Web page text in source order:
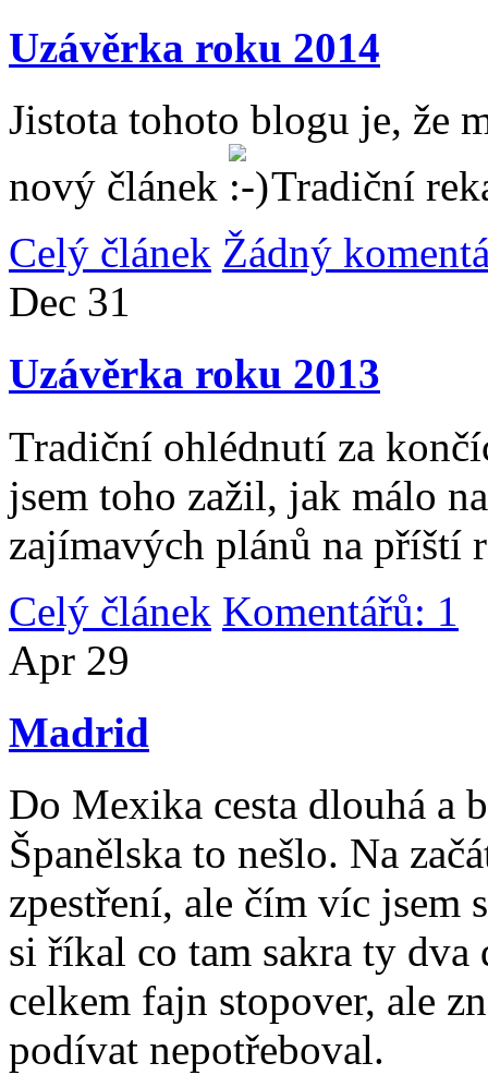
Uzávěrka roku 2014
Jistota tohoto blogu je, že
nový článek
Tradiční
Celý článek Žádný
Dec 31
Uzávěrka roku 2013
Tradiční ohlédnutí za
jsem toho zažil, jak málo
zajímavých plánů na příští
Celý článek Komentářů: 1
Apr 29
Madrid
Do Mexika cesta dlouhá a
Španělska to nešlo. Na
zpestření, ale čím víc jsem
si říkal co tam sakra ty
celkem fajn stopover, ale
podívat nepotřeboval.